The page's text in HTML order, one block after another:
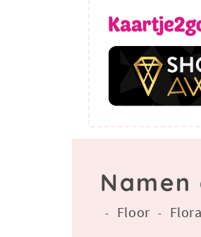
- Floor - Flora